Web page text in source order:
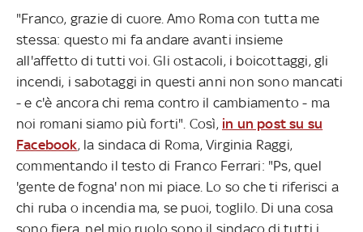
"Franco, grazie di cuore. Amo Roma con tutta me
stessa: questo mi fa andare avanti insieme
all'affetto di tutti voi. Gli ostacoli, i boicottaggi, gli
incendi, i sabotaggi in questi anni non sono mancati
- e c'è ancora chi rema contro il cambiamento - ma
noi romani siamo più forti". Così, in un post su su
Facebook, la sindaca di Roma, Virginia Raggi,
commentando il testo di Franco Ferrari: "Ps, quel
'gente de fogna' non mi piace. Lo so che ti riferisci a
chi ruba o incendia ma, se puoi, toglilo. Di una cosa
sono fiera, nel mio ruolo sono il sindaco di tutti i